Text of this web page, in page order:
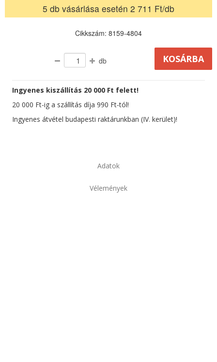
5 db vásárlása esetén 2 711 Ft/db
Cikkszám: 8159-4804
db
Ingyenes kiszállítás 20 000 Ft felett!
20 000 Ft-ig a szállítás díja 990 Ft-tól!
Ingyenes átvétel budapesti raktárunkban (IV. kerület)!
Adatok
Vélemények